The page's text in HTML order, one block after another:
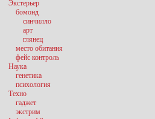
Экстерьер
бомонд
синчилло
арт
глянец
место обитания
фейс контроль
Наука
генетика
психология
Техно
гаджет
экстрим